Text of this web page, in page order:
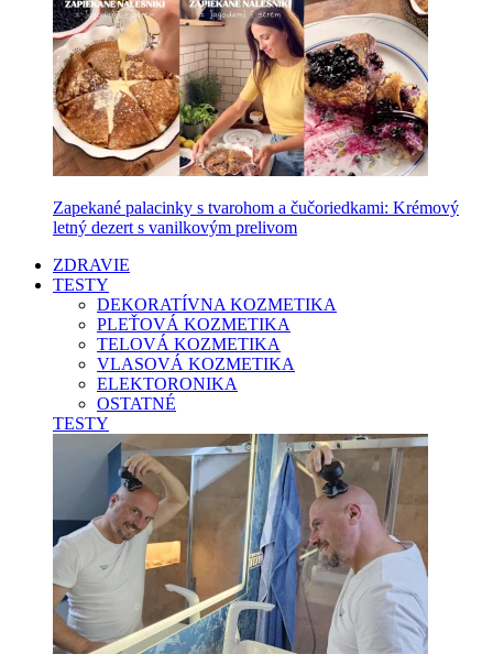
Zapekané palacinky s tvarohom a čučoriedkami: Krémový
letný dezert s vanilkovým prelivom
ZDRAVIE
TESTY
DEKORATÍVNA KOZMETIKA
PLEŤOVÁ KOZMETIKA
TELOVÁ KOZMETIKA
VLASOVÁ KOZMETIKA
ELEKTORONIKA
OSTATNÉ
TESTY